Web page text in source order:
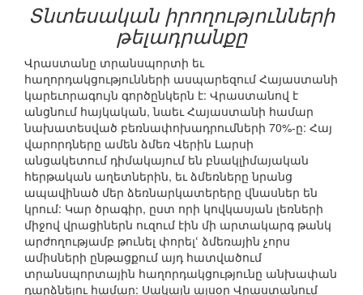
Տնտեսական իրողությունների
թելադրանքը
Վրաստանը տրանսպորտի եւ
հաղորդակցությունների ասպարեզում Հայաստանի
կարեւորագույն գործընկերն է: Վրաստանով է
անցնում հայկական, նաեւ Հայաստանի համար
նախատեսված բեռնափոխադրումների 70%-ը: Հայ
վարորդները ամեն ձմեռ Վերին Լարսի
անցակետում դիմակայում են բնակլիմայական
հերթական աղետներին, եւ ձմեռները նրանց
ապավինած մեր ձեռնարկատերերը վնասներ են
կրում: Կար ծրագիր, ըստ որի կովկասյան լեռների
միջով վրացիներն ուզում էին մի արտակարգ թանկ
արժողությամբ թունել փորելՙ ձմեռային չորս
ամիսների ընթացքում այդ հատվածում
տրանսպորտային հաղորդակցությունը անխափան
դարձնելու համար: Սակայն այսօր Վրաստանում